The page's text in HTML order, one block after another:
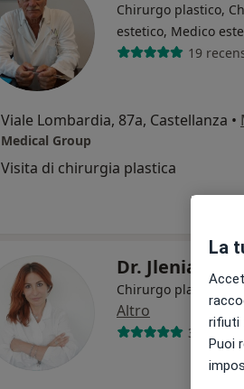
Chirurgo plastico,
estetico, Medico
19
Viale Lombardia, 87a, Castellanza •
Medical Group
Visita di chirurgia plastica
Dr. Jlenia
Chirurgo plastico,
Altro
34
La
rifiuti
Puoi